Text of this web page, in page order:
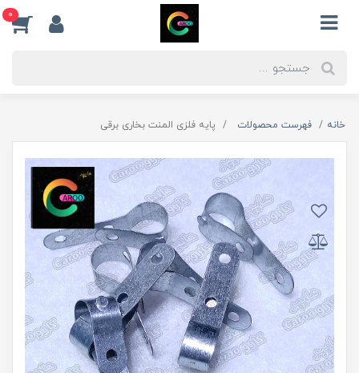
0
خانه فهرست محصولات پایه فلزی المنت بخاری برقی